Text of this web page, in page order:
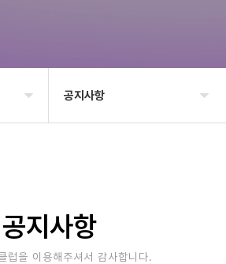
공지사항
보도자료
사진&영상
공지사항
럽을 이용해주셔서 감사합니다.